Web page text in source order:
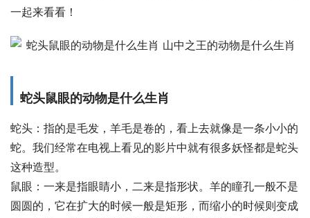
一起来看看！
蛇头鼠眼的动物是什么生肖
蛇头：指的是毛发，羊毛是卷的，看上去就像是一条小小的
蛇。我们经常在电视上看见的影片中就有很多妖怪都是蛇头
这种造型。
鼠眼：一来是指眼睛小，二来是指形状。羊的瞳孔一般不是
圆圆的，它在扩大的时候一般是矩形，而缩小的时候则变成